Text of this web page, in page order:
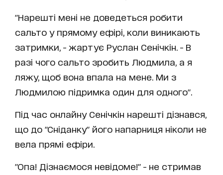
"Нарешті мені не доведеться робити
сальто у прямому ефірі, коли виникають
затримки, - жартує Руслан Сенічкін. - В
разі чого сальто зробить Людмила, а я
ляжу, щоб вона впала на мене. Ми з
Людмилою підримка один для одного".
Під час онлайну Сенічкін нарешті дізнався,
що до "Сніданку" його напарниця ніколи не
вела прямі ефіри.
"Опа! Дізнаємося невідоме!" - не стримав